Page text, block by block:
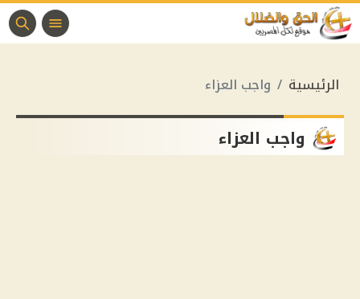
الرئيسية واجب العزاء
واجب العزاء